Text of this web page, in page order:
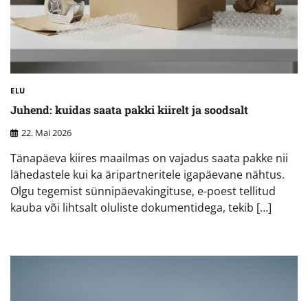
ELU
Juhend: kuidas saata pakki kiirelt ja soodsalt
22. Mai 2026
Tänapäeva kiires maailmas on vajadus saata pakke nii
lähedastele kui ka äripartneritele igapäevane nähtus.
Olgu tegemist sünnipäevakingituse, e-poest tellitud
kauba või lihtsalt oluliste dokumentidega, tekib […]